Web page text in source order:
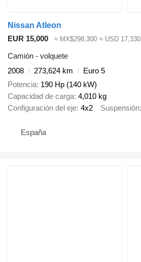
Nissan Atleon
EUR 15,000
≈ MX$298,300 ≈ USD 17,330
Camión - volquete
2008
273,624 km
Euro 5
Potencia 190 Hp (140 kW)
Capacidad de carga 4,010 kg
Configuración del eje 4x2 Suspensión
España